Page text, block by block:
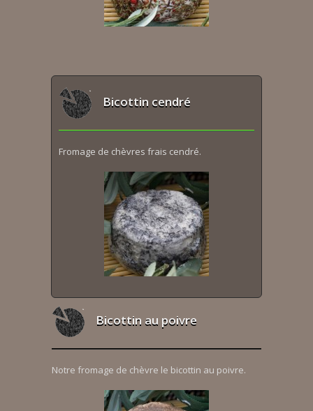
Bicottin cendré
Fromage de chèvres frais cendré.
Bicottin au poivre
Notre fromage de chèvre le bicottin au poivre.